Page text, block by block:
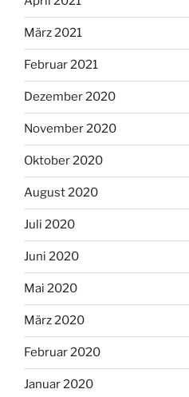
März 2021
Februar 2021
Dezember 2020
November 2020
Oktober 2020
August 2020
Juli 2020
Juni 2020
Mai 2020
März 2020
Februar 2020
Januar 2020